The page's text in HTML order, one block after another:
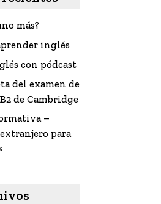
más?
inglés
con pódcast
del examen de
de Cambridge
–
para